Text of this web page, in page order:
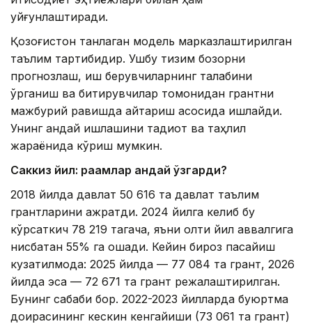
уйғунлаштиради.
Қозоғистон танлаган модель марказлаштирилган
таълим тартибидир. Ушбу тизим бозорни
прогнозлаш, иш берувчиларнинг талабини
ўрганиш ва битирувчилар томонидан грантни
мажбурий равишда қайтариш асосида ишлайди.
Унинг қандай ишлашини тадқиқот ва таҳлил
жараёнида кўриш мумкин.
Саккиз йил: рақамлар қандай ўзгарди?
2018 йилда давлат 50 616 та давлат таълим
грантларини ажратди. 2024 йилга келиб бу
кўрсаткич 78 219 тагача, яъни олти йил аввалгига
нисбатан 55% га ошади. Кейин бироз пасайиш
кузатилмоқда: 2025 йилда — 77 084 та грант, 2026
йилда эса — 72 671 та грант режалаштирилган.
Бунинг сабаби бор. 2022-2023 йилларда буюртма
доирасининг кескин кенгайиши (73 061 та грант)